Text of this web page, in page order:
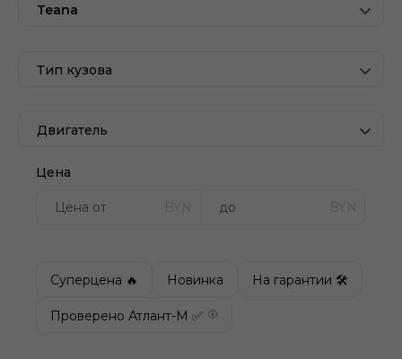
Teana
Тип кузова
Двигатель
Цена
BYN BYN
Суперцена 🔥 Новинка На гарантии 🛠
Проверено Атлант-М ✅